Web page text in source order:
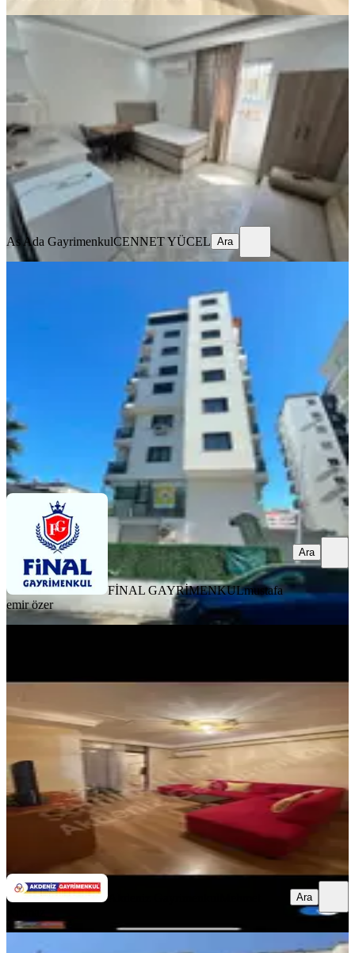
ÖNE ÇIKAN
Barajyoluna Yakın Genişş 1+0 Eşyalı
Daire✅️
Seyhan, Yeşilyurt Mahallesi
· 03.08.2026
14.000 ₺
As Ada Gayrimenkul CENNET YÜCEL
Ara
As Ada GayrimenkulCENNET YÜCEL Ara
Baraj Yolu Cazip Daire
Seyhan, Yenibaraj Mahallesi
80 m² ·4. Kat ·06.08.2026
29.000 ₺
FİNAL GAYRİMENKUL mustafa emir özer
Ara
FİNAL GAYRİMENKULmustafa
emir özer
Ara
Seyhan, Reşatbey Mahallesi
1+1·55 m² ·5. Kat·06.08.2026
22.000 ₺
Akdeniz GayrimenkulMehmet Kızmaz
Ara